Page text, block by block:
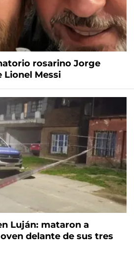
rosarino Jorge
Lionel Messi
Luján: mataron a
delante de sus tres